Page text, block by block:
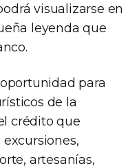
visualizarse en
leyenda que
para
de la
crédito que
artesanías,